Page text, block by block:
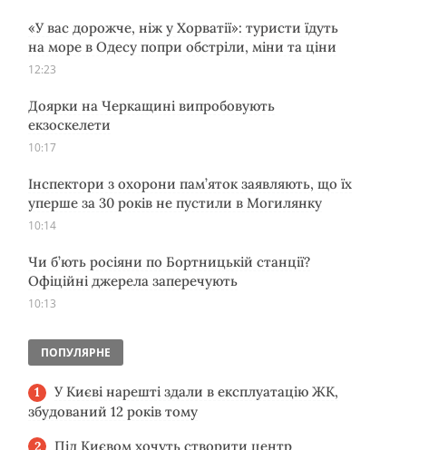
«У вас дорожче, ніж у Хорватії»: туристи їдуть
на море в Одесу попри обстріли, міни та ціни
12:23
Доярки на Черкащині випробовують
екзоскелети
10:17
Інспектори з охорони пам’яток заявляють, що їх
уперше за 30 років не пустили в Могилянку
10:14
Чи б’ють росіяни по Бортницькій станції?
Офіційні джерела заперечують
10:13
ПОПУЛЯРНЕ
У Києві нарешті здали в експлуатацію ЖК,
збудований 12 років тому
Під Києвом хочуть створити центр